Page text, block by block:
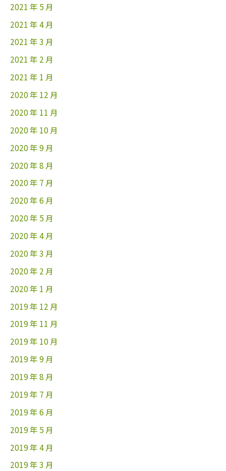
2021 年 5 月
2021 年 4 月
2021 年 3 月
2021 年 2 月
2021 年 1 月
2020 年 12 月
2020 年 11 月
2020 年 10 月
2020 年 9 月
2020 年 8 月
2020 年 7 月
2020 年 6 月
2020 年 5 月
2020 年 4 月
2020 年 3 月
2020 年 2 月
2020 年 1 月
2019 年 12 月
2019 年 11 月
2019 年 10 月
2019 年 9 月
2019 年 8 月
2019 年 7 月
2019 年 6 月
2019 年 5 月
2019 年 4 月
2019 年 3 月